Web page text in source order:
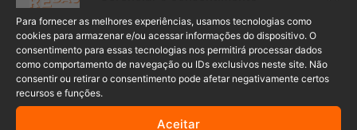
Para fornecer as melhores experiências, usamos tecnologias como
cookies para armazenar e/ou acessar informações do dispositivo. O
consentimento para essas tecnologias nos permitirá processar dados
como comportamento de navegação ou IDs exclusivos neste site. Não
consentir ou retirar o consentimento pode afetar negativamente certos
recursos e funções.
Aceitar
Comentários